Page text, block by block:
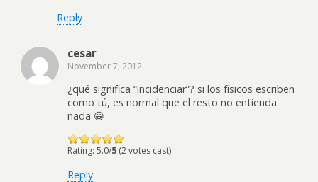
Reply
cesar
November 7, 2012
¿qué significa “incidenciar”? si los físicos escriben
como tú, es normal que el resto no entienda
nada 😀
Rating: 5.0/5 (2 votes cast)
Reply